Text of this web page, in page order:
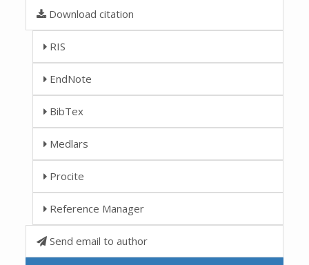
Download citation
RIS
EndNote
BibTex
Medlars
Procite
Reference Manager
Send email to author